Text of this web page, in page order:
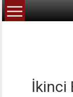
İçeriğe
geç
İkinci